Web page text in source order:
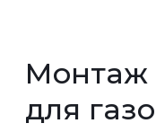
Монтаж
для